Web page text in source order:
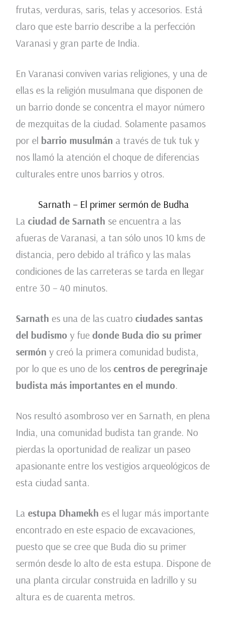
frutas, verduras, saris, telas y accesorios. Está
claro que este barrio describe a la perfección
Varanasi y gran parte de India.
En Varanasi conviven varias religiones, y una de
ellas es la religión musulmana que disponen de
un barrio donde se concentra el mayor número
de mezquitas de la ciudad. Solamente pasamos
por el barrio musulmán a través de tuk tuk y
nos llamó la atención el choque de diferencias
culturales entre unos barrios y otros.
Sarnath – El primer sermón de Budha
La ciudad de Sarnath se encuentra a las
afueras de Varanasi, a tan sólo unos 10 kms de
distancia, pero debido al tráfico y las malas
condiciones de las carreteras se tarda en llegar
entre 30 – 40 minutos.
Sarnath es una de las cuatro ciudades santas
del budismo y fuedonde Buda dio su primer
sermón y creó la primera comunidad budista,
por lo que es uno de los centros de peregrinaje
budista más importantes en el mundo.
Nos resultó asombroso ver en Sarnath, en plena
India, una comunidad budista tan grande. No
pierdas la oportunidad de realizar un paseo
apasionante entre los vestigios arqueológicos de
esta ciudad santa.
La estupa Dhamekh es el lugar más importante
encontrado en este espacio de excavaciones,
puesto que se cree que Buda dio su primer
sermón desde lo alto de esta estupa. Dispone de
una planta circular construida en ladrillo y su
altura es de cuarenta metros.